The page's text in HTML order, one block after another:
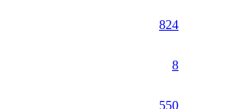
824
8
550